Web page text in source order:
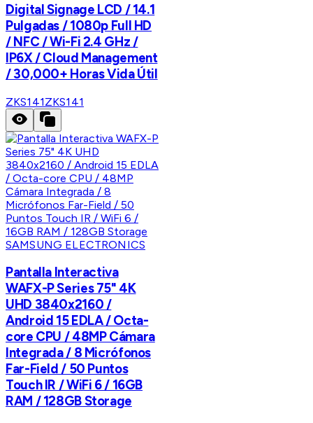
Digital Signage LCD / 14.1
Pulgadas / 1080p Full HD
/ NFC / Wi-Fi 2.4 GHz /
IP6X / Cloud Management
/ 30,000+ Horas Vida Útil
ZKS141ZKS141
SAMSUNG ELECTRONICS
Pantalla Interactiva
WAFX-P Series 75" 4K
UHD 3840x2160 /
Android 15 EDLA / Octa-
core CPU / 48MP Cámara
Integrada / 8 Micrófonos
Far-Field / 50 Puntos
Touch IR / WiFi 6 / 16GB
RAM / 128GB Storage